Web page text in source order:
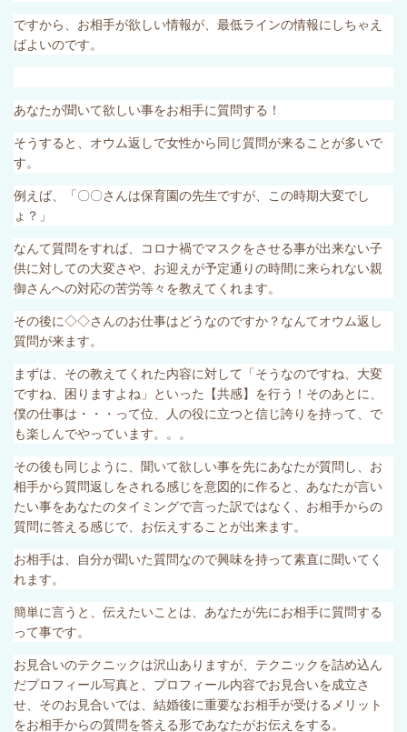
ですから、お相手が欲しい情報が、最低ラインの情報にしちゃえ
ばよいのです。
あなたが聞いて欲しい事をお相手に質問する！
そうすると、オウム返しで女性から同じ質問が来ることが多いで
す。
例えば、「〇〇さんは保育園の先生ですが、この時期大変でし
ょ？」
なんて質問をすれば、コロナ禍でマスクをさせる事が出来ない子
供に対しての大変さや、お迎えが予定通りの時間に来られない親
御さんへの対応の苦労等々を教えてくれます。
その後に◇◇さんのお仕事はどうなのですか？なんてオウム返し
質問が来ます。
まずは、その教えてくれた内容に対して「そうなのですね、大変
ですね、困りますよね」といった【共感】を行う！そのあとに、
僕の仕事は・・・って位、人の役に立つと信じ誇りを持って、で
も楽しんでやっています。。。
その後も同じように、聞いて欲しい事を先にあなたが質問し、お
相手から質問返しをされる感じを意図的に作ると、あなたが言い
たい事をあなたのタイミングで言った訳ではなく、お相手からの
質問に答える感じで、お伝えすることが出来ます。
お相手は、自分が聞いた質問なので興味を持って素直に聞いてく
れます。
簡単に言うと、伝えたいことは、あなたが先にお相手に質問する
って事です。
お見合いのテクニックは沢山ありますが、テクニックを詰め込ん
だプロフィール写真と、プロフィール内容でお見合いを成立さ
せ、そのお見合いでは、結婚後に重要なお相手が受けるメリット
をお相手からの質問を答える形であなたがお伝えをする。